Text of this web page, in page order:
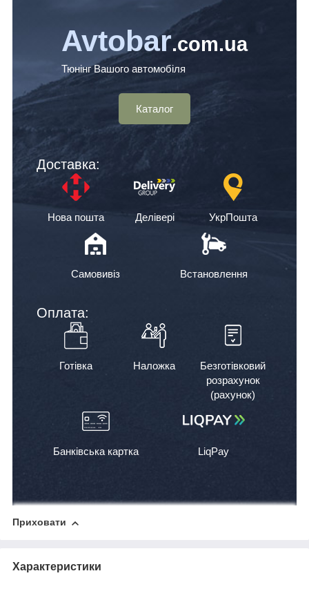
Avtobar.com.ua
Тюнінг Вашого автомобіля
Каталог
Доставка:
Нова пошта Делівері УкрПошта
Самовивіз Встановлення
Оплата:
Готівка Наложка
Безготівковий
розрахунок
(рахунок)
Банківська картка LiqPay
Приховати
Характеристики